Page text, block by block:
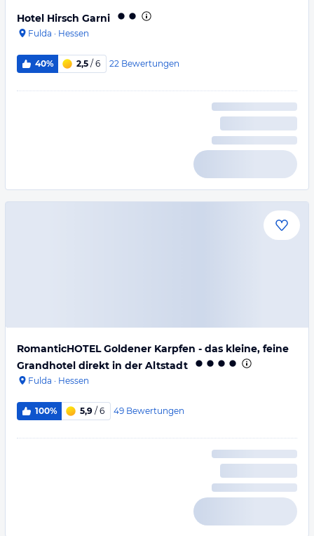
Hotel Hirsch Garni
Fulda · Hessen
40% 2,5 / 6 22 Bewertungen
RomanticHOTEL Goldener Karpfen - das kleine, feine
Grandhotel direkt in der Altstadt
Fulda · Hessen
100% 5,9 / 6 49 Bewertungen